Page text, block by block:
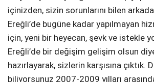
içinizden, sizin sorunlarını bilen
Ereğli’de bugüne kadar yapılmayan
için, yeni bir heyecan, şevk ve istekle
Ereğli’de bir değişim gelişim olsun
hazırlayarak, sizlerin karşısına çıktık.
biliyorsunuz 2007-2009 yılları